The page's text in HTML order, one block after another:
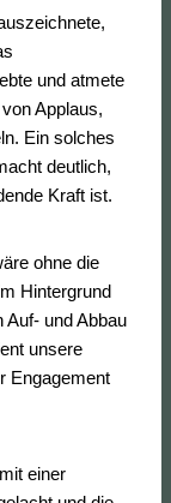
und atmete
Applaus,
Ein solches
deutlich,
Kraft ist.
ohne die
Hintergrund
Auf- und Abbau
unsere
Engagement
einer